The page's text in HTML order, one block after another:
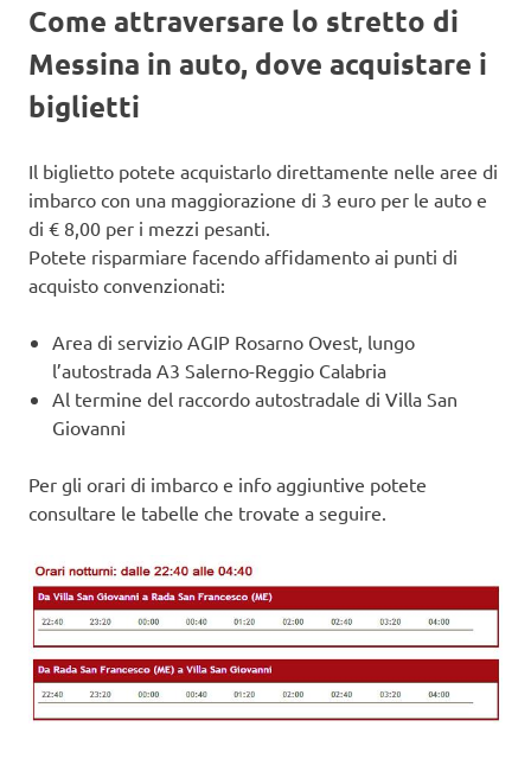
Come attraversare lo stretto di
Messina in auto, dove acquistare i
biglietti
Il biglietto potete acquistarlo direttamente nelle aree di
imbarco con una maggiorazione di 3 euro per le auto e
di € 8,00 per i mezzi pesanti.
Potete risparmiare facendo affidamento ai punti di
acquisto convenzionati:
Area di servizio AGIP Rosarno Ovest, lungo
l’autostrada A3 Salerno-Reggio Calabria
Al termine del raccordo autostradale di Villa San
Giovanni
Per gli orari di imbarco e info aggiuntive potete
consultare le tabelle che trovate a seguire.